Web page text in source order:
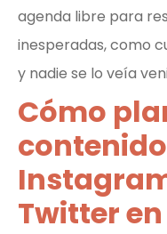
agenda libre para
inesperadas, como
y nadie se lo veía
Cómo
Twitter